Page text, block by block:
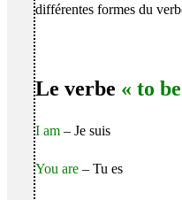
différentes formes du
Le verbe « to
I am – Je suis
You are – Tu es